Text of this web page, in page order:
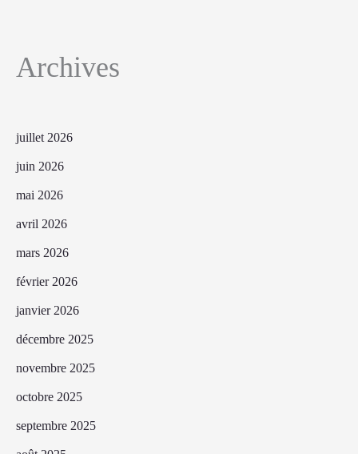
Archives
juillet 2026
juin 2026
mai 2026
avril 2026
mars 2026
février 2026
janvier 2026
décembre 2025
novembre 2025
octobre 2025
septembre 2025